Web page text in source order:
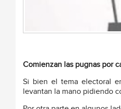
Comienzan las pugnas por
Si bien el tema electoral
levantan la mano pidiendo